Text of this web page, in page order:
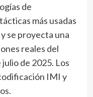
de
más usadas
se proyecta una
reales del
de 2025. Los
IMI y